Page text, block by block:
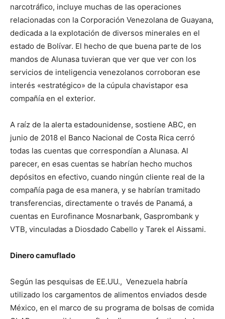
narcotráfico, incluye muchas de las operaciones
relacionadas con la Corporación Venezolana de Guayana,
dedicada a la explotación de diversos minerales en el
estado de Bolívar. El hecho de que buena parte de los
mandos de Alunasa tuvieran que ver que ver con los
servicios de inteligencia venezolanos corroboran ese
interés «estratégico» de la cúpula chavistapor esa
compañía en el exterior.
A raíz de la alerta estadounidense, sostiene ABC, en
junio de 2018 el Banco Nacional de Costa Rica cerró
todas las cuentas que correspondían a Alunasa. Al
parecer, en esas cuentas se habrían hecho muchos
depósitos en efectivo, cuando ningún cliente real de la
compañía paga de esa manera, y se habrían tramitado
transferencias, directamente o través de Panamá, a
cuentas en Eurofinance Mosnarbank, Gasprombank y
VTB, vinculadas a Diosdado Cabello y Tarek el Aissami.
Dinero camuflado
Según las pesquisas de EE.UU., Venezuela habría
utilizado los cargamentos de alimentos enviados desde
México, en el marco de su programa de bolsas de comida